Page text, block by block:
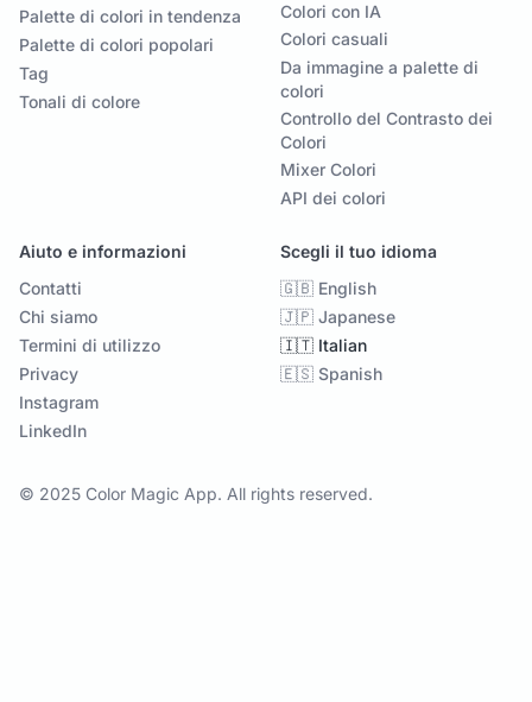
Palette di colori in tendenza
Palette di colori popolari
Tag
Tonali di colore
Colori con IA
Colori casuali
Da immagine a palette di
colori
Controllo del Contrasto dei
Colori
Mixer Colori
API dei colori
Aiuto e informazioni
Contatti
Chi siamo
Termini di utilizzo
Privacy
Instagram
LinkedIn
Scegli il tuo idioma
🇬🇧 English
🇯🇵 Japanese
🇮🇹 Italian
🇪🇸 Spanish
© 2025 Color Magic App. All rights reserved.